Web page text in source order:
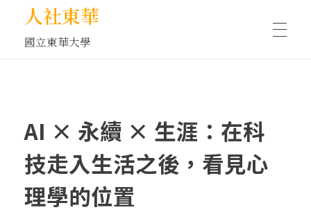
人社東華
國立東華大學
藝文空間
文化沙龍
AI × 永續 × 生涯：在科
技走入生活之後，看見心
理學的位置